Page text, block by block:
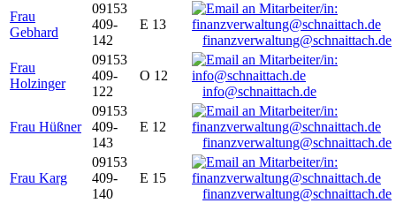
Frau
Gebhard
09153
409-
142
E 13
finanzverwaltung@schnaittach.de
Frau
Holzinger
09153
409-
122
O 12
info@schnaittach.de
Frau Hüßner
09153
409-
143
E 12
finanzverwaltung@schnaittach.de
Frau Karg
09153
409-
140
E 15
finanzverwaltung@schnaittach.de